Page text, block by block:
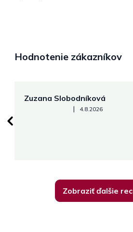
Hodnotenie zákazníkov
Zuzana Slobodníková
Hodnotenie obchodu je 5 z 5
| 4.8.2026
Zobraziť ďalšie